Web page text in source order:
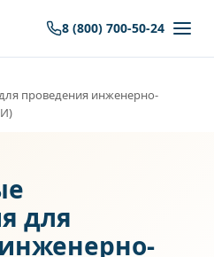
8 (800) 700-50-24
проведения инженерно-
для